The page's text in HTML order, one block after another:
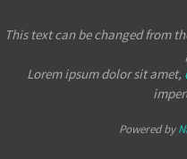
This text can be changed from
Lorem ipsumdolor sit amet,
Powered by